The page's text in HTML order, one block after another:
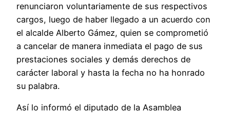
renunciaron voluntariamente de sus respectivos
cargos, luego de haber llegado a un acuerdo con
el alcalde Alberto Gámez, quien se comprometió
a cancelar de manera inmediata el pago de sus
prestaciones sociales y demás derechos de
carácter laboral y hasta la fecha no ha honrado
su palabra.
Así lo informó el diputado de la Asamblea